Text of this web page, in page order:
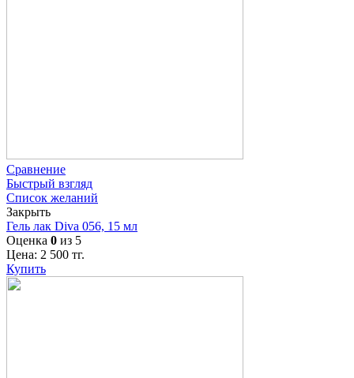
Сравнение
Быстрый взгляд
Список желаний
Закрыть
Гель лак Diva 056, 15 мл
Оценка 0 из 5
Цена: 2 500 тг.
Купить